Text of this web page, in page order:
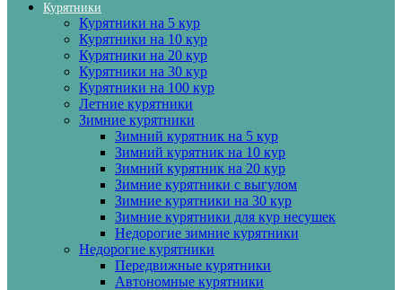
Курятники
Курятники на 5 кур
Курятники на 10 кур
Курятники на 20 кур
Курятники на 30 кур
Курятники на 100 кур
Летние курятники
Зимние курятники
Зимний курятник на 5 кур
Зимний курятник на 10 кур
Зимний курятник на 20 кур
Зимние курятники с выгулом
Зимние курятники на 30 кур
Зимние курятники для кур несушек
Недорогие зимние курятники
Недорогие курятники
Передвижные курятники
Автономные курятники